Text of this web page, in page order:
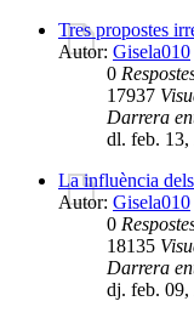
Tres propostes
Autor: Gisela010
0
17937
Darrera
dl. feb. 13,
La influència
Autor: Gisela010
0
18135
Darrera
dj. feb. 09,